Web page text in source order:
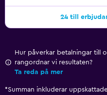
24 till
Hur påverkar betalningar till
rangordnar vi resultaten?
Ta reda på mer
*Summan inkluderar